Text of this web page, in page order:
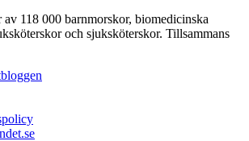
118 000 barnmorskor, biomedicinska
och sjuksköterskor. Tillsammans